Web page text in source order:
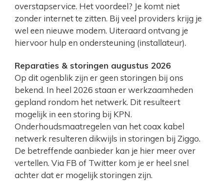
overstapservice. Het voordeel? Je komt niet
zonder internet te zitten. Bij veel providers krijg je
wel een nieuwe modem. Uiteraard ontvang je
hiervoor hulp en ondersteuning (installateur).
Reparaties & storingen augustus 2026
Op dit ogenblik zijn er geen storingen bij ons
bekend. In heel 2026 staan er werkzaamheden
gepland rondom het netwerk. Dit resulteert
mogelijk in een storing bij KPN.
Onderhoudsmaatregelen van het coax kabel
netwerk resulteren dikwijls in storingen bij Ziggo.
De betreffende aanbieder kan je hier meer over
vertellen. Via FB of Twitter kom je er heel snel
achter dat er mogelijk storingen zijn.